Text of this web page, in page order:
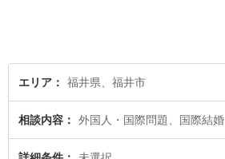
す。
エリア 福井県、福井市
相談内容 外国人・国際問題、国際結婚